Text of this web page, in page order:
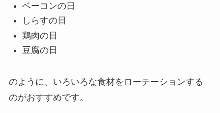
ベーコンの日
しらすの日
鶏肉の日
豆腐の日
のように、いろいろな食材をローテーションする
のがおすすめです。